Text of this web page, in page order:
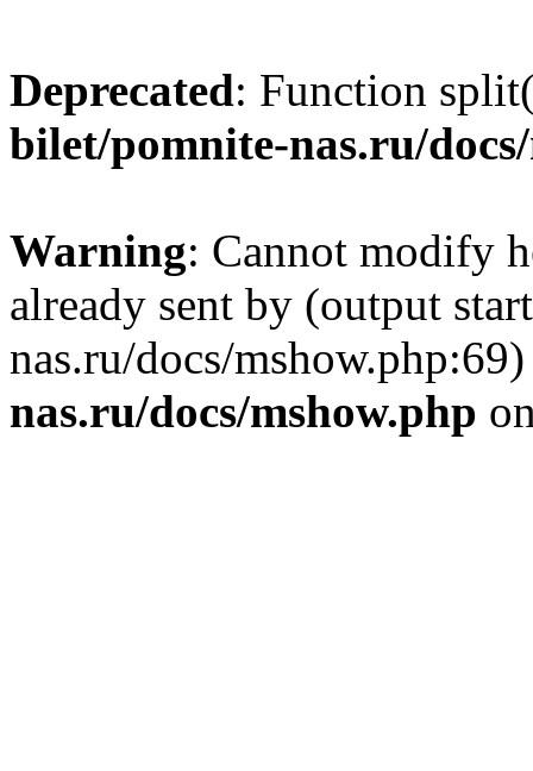
Deprecated: Function
bilet/pomnite-nas.ru/
Warning: Cannot modify
already sent by (output
nas.ru/docs/
nas.ru/docs/mshow.php